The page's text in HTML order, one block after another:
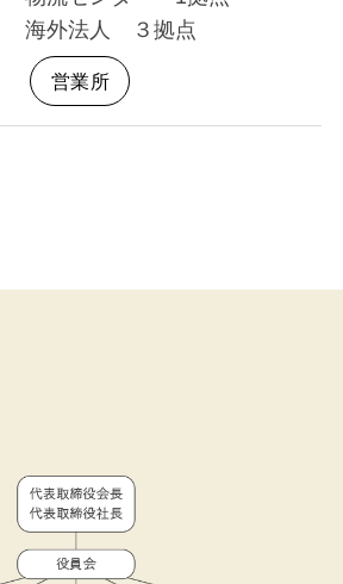
海外法人 ３拠点
営業所